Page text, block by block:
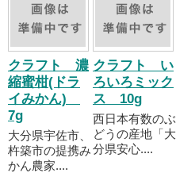
クラフト 濃
縮蜜柑(ドラ
イみかん)
7g
大分県宇佐市、
杵築市の提携み
かん農家....
クラフト い
ろいろミック
ス 10g
西日本有数のぶ
どうの産地「大
分県安心....